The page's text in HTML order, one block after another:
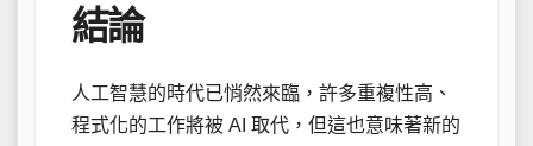
結論
人工智慧的時代已悄然來臨，許多重複性高、
程式化的工作將被 AI 取代，但這也意味著新的